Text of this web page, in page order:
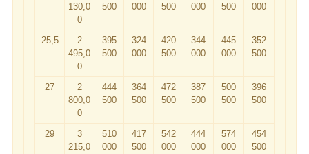
130,0
0
500
000
500
000
500
000
25,5
2
495,0
0
395
500
324
000
420
500
344
000
445
000
352
500
27
2
800,0
0
444
500
364
500
472
500
387
500
500
500
396
500
29
3
215,0
510
000
417
500
542
000
444
000
574
000
454
500